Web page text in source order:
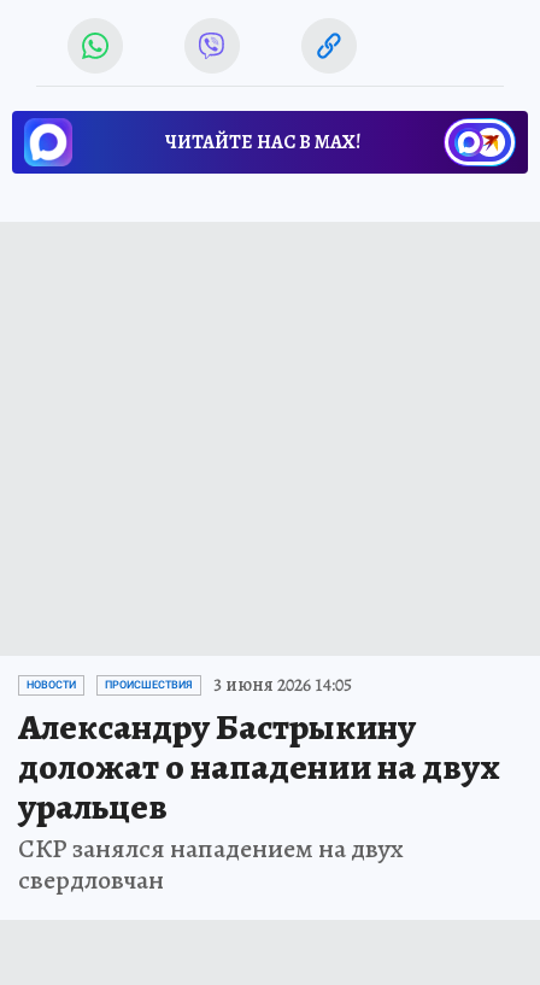
ЧИТАЙТЕ НАС В МАХ!
НОВОСТИ ПРОИСШЕСТВИЯ 3 июня 2026 14:05
Александру Бастрыкину
доложат о нападении на двух
уральцев
СКР занялся нападением на двух
свердловчан